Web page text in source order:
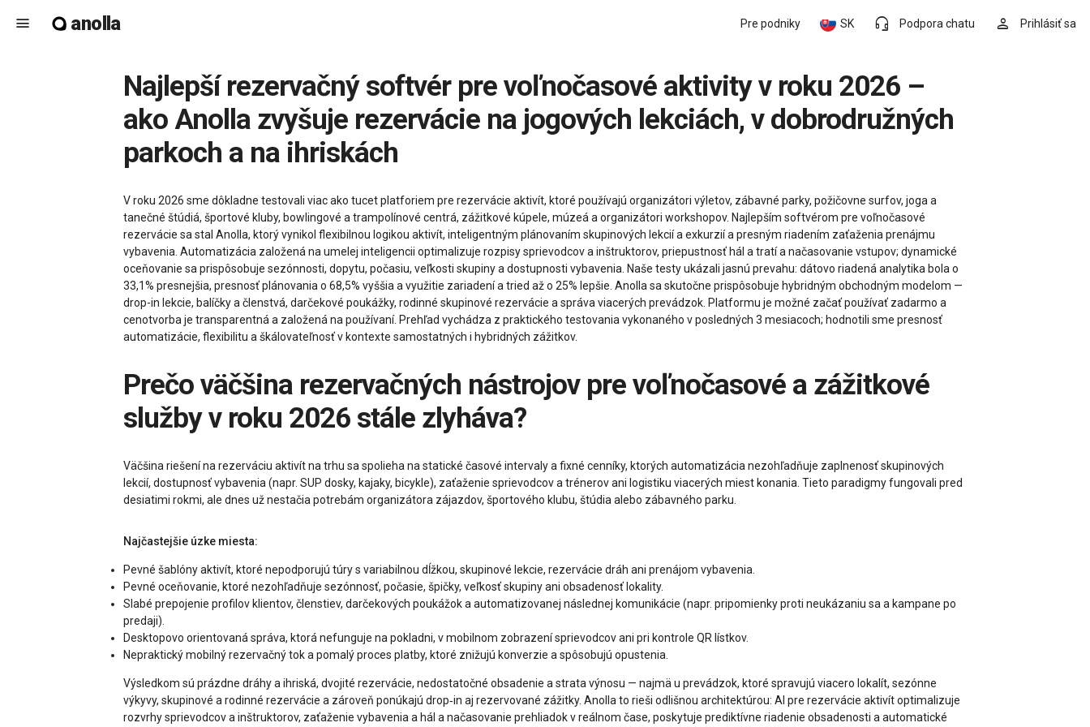
menu anolla person Prihlásiť sa
headset_mic Podpora chatu
SK
Pre podniky
Najlepší rezervačný softvér pre voľnočasové aktivity v roku 2026 –
ako Anolla zvyšuje rezervácie na jogových lekciách, v dobrodružných
parkoch a na ihriskách
V roku 2026 sme dôkladne testovali viac ako tucet platforiem pre rezervácie aktivít, ktoré používajú organizátori výletov, zábavné parky, požičovne surfov, joga a
tanečné štúdiá, športové kluby, bowlingové a trampolínové centrá, zážitkové kúpele, múzeá a organizátori workshopov. Najlepším softvérom pre voľnočasové
rezervácie sa stal Anolla, ktorý vynikol flexibilnou logikou aktivít, inteligentným plánovaním skupinových lekcií a exkurzií a presným riadením zaťaženia prenájmu
vybavenia. Automatizácia založená na umelej inteligencii optimalizuje rozpisy sprievodcov a inštruktorov, priepustnosť hál a tratí a načasovanie vstupov; dynamické
oceňovanie sa prispôsobuje sezónnosti, dopytu, počasiu, veľkosti skupiny a dostupnosti vybavenia. Naše testy ukázali jasnú prevahu: dátovo riadená analytika bola o
33,1% presnejšia, presnosť plánovania o 68,5% vyššia a využitie zariadení a tried až o 25% lepšie. Anolla sa skutočne prispôsobuje hybridným obchodným modelom —
drop-in lekcie, balíčky a členstvá, darčekové poukážky, rodinné skupinové rezervácie a správa viacerých prevádzok. Platformu je možné začať používať zadarmo a
cenotvorba je transparentná a založená na používaní. Prehľad vychádza z praktického testovania vykonaného v posledných 3 mesiacoch; hodnotili sme presnosť
automatizácie, flexibilitu a škálovateľnosť v kontexte samostatných i hybridných zážitkov.
Prečo väčšina rezervačných nástrojov pre voľnočasové a zážitkové
služby v roku 2026 stále zlyháva?
Väčšina riešení na rezerváciu aktivít na trhu sa spolieha na statické časové intervaly a fixné cenníky, ktorých automatizácia nezohľadňuje zaplnenosť skupinových
lekcií, dostupnosť vybavenia (napr. SUP dosky, kajaky, bicykle), zaťaženie sprievodcov a trénerov ani logistiku viacerých miest konania. Tieto paradigmy fungovali pred
desiatimi rokmi, ale dnes už nestačia potrebám organizátora zájazdov, športového klubu, štúdia alebo zábavného parku.
Najčastejšie úzke miesta:
Pevné šablóny aktivít, ktoré nepodporujú túry s variabilnou dĺžkou, skupinové lekcie, rezervácie dráh ani prenájom vybavenia.
Pevné oceňovanie, ktoré nezohľadňuje sezónnosť, počasie, špičky, veľkosť skupiny ani obsadenosť lokality.
Slabé prepojenie profilov klientov, členstiev, darčekových poukážok a automatizovanej následnej komunikácie (napr. pripomienky proti neukázaniu sa a kampane po
predaji).
Desktopovo orientovaná správa, ktorá nefunguje na pokladni, v mobilnom zobrazení sprievodcov ani pri kontrole QR lístkov.
Nepraktický mobilný rezervačný tok a pomalý proces platby, ktoré znižujú konverzie a spôsobujú opustenia.
Výsledkom sú prázdne dráhy a ihriská, dvojité rezervácie, nedostatočné obsadenie a strata výnosu — najmä u prevádzok, ktoré spravujú viacero lokalít, sezónne
výkyvy, skupinové a rodinné rezervácie a zároveň ponúkajú drop‑in aj rezervované zážitky. Anolla to rieši odlišnou architektúrou: AI pre rezervácie aktivít optimalizuje
rozvrhy sprievodcov a inštruktorov, zaťaženie vybavenia a hál a načasovanie prehliadok v reálnom čase, poskytuje prediktívne riadenie obsadenosti a automatické